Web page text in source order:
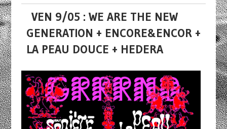
VEN 9/05 : WE ARE THE NEW
GENERATION + ENCORE&ENCOR +
LA PEAU DOUCE + HEDERA